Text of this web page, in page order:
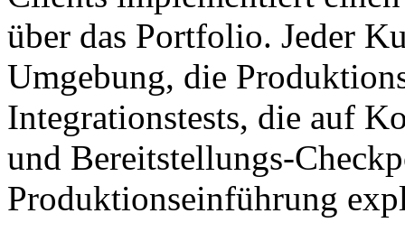
über das Portfolio. Jeder
Umgebung, die
Integrationstests, die auf
und Bereitstellungs-
Produktionseinführung